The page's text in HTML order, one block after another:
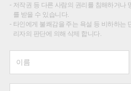
저작권 등 다른 사람의 권리를 침해하거나
를 받을 수 있습니다.
타인에게 불쾌감을 주는 욕설 등 비하하는
리자의 판단에 의해 삭제 합니다.